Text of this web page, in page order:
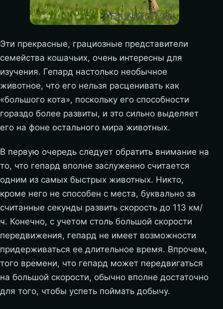
Эти прекрасные, грациозные представители
семейства кошачьих, очень интересны для
изучения. Гепард настолько необычное
животное, что его нельзя расценивать как
«большого кота», поскольку его способности
гораздо более развиты, и это сильно выделяет
его на фоне остального мира животных.
В первую очередь следует обратить внимание на
то, что гепард вполне заслуженно считается
одним из самых быстрых животных. Никто,
кроме него не способен с места, буквально за
считанные секунды развить скорость до 113 км/
ч. Конечно, с учетом столь большой скорости
передвижения, гепард не имеет возможности
придерживаться ее длительное время. Впрочем,
того времени, что гепард может передвигаться
на большой скорости, обычно вполне достаточно
для того, чтобы успеть поймать добычу.